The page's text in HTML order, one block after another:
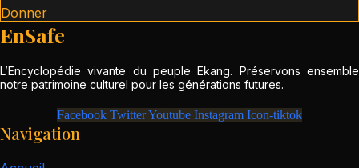
Donner
EnSafe
L’Encyclopédie vivante du peuple Ekang. Préservons ensemble
notre patrimoine culturel pour les générations futures.
Facebook TwitterYoutube Instagram Icon-tiktok
Navigation